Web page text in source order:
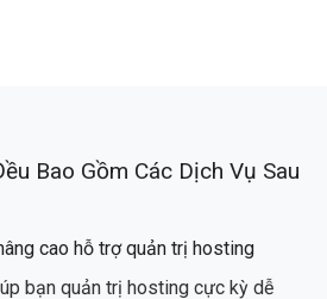
Bao Gồm Các Dịch Vụ Sau
cao hỗ trợ quản trị hosting
bạn quản trị hosting cực kỳ dễ